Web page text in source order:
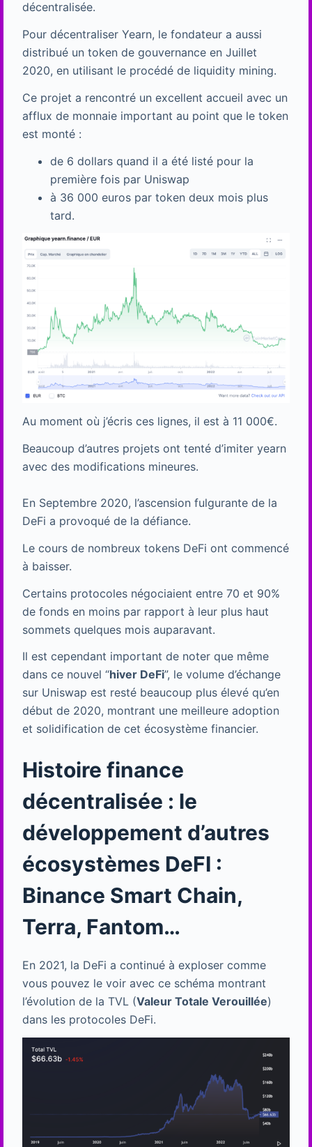
décentralisée.
Pour décentraliser Yearn, le fondateur a aussi
distribué un token de gouvernance en Juillet
2020, en utilisant le procédé de liquidity mining.
Ce projet a rencontré un excellent accueil avec un
afflux de monnaie important au point que le token
est monté :
de 6 dollars quand il a été listé pour la
première fois par Uniswap
à 36 000 euros par token deux mois plus
tard.
Au moment où j’écris ces lignes, il est à 11 000€.
Beaucoup d’autres projets ont tenté d’imiter yearn
avec des modifications mineures.
En Septembre 2020, l’ascension fulgurante de la
DeFi a provoqué de la défiance.
Le cours de nombreux tokens DeFi ont commencé
à baisser.
Certains protocoles négociaient entre 70 et 90%
de fonds en moins par rapport à leur plus haut
sommets quelques mois auparavant.
Il est cependant important de noter que même
dans ce nouvel “hiver DeFi”, le volume d’échange
sur Uniswap est resté beaucoup plus élevé qu’en
début de 2020, montrant une meilleure adoption
et solidification de cet écosystème financier.
Histoire finance
décentralisée : le
développement d’autres
écosystèmes DeFI :
Binance Smart Chain,
Terra, Fantom…
En 2021, la DeFi a continué à exploser comme
vous pouvez le voir avec ce schéma montrant
l’évolution de la TVL (Valeur Totale Verouillée)
dans les protocoles DeFi.